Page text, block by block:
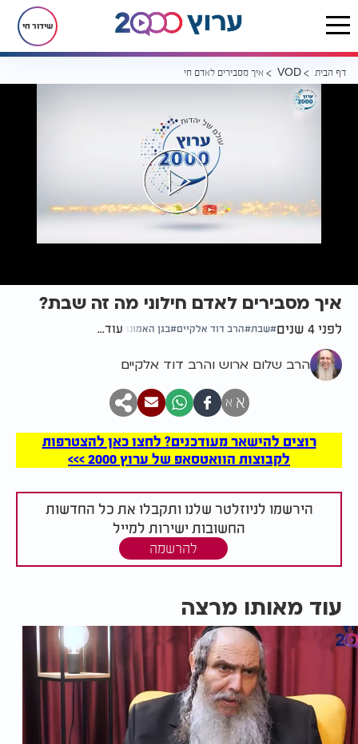
שידור חי
דף הבית VOD איך מסבירים לאדם חילוני מה זה שבת?
איך מסבירים לאדם חילוני מה זה שבת?
לפני 4 שנים שבת הרב דוד אלקיים בגן האמונה עוד...
הרב שלום ארוש והרב דוד אלקיים
א א
רוצים להישאר מעודכנים? לחצו כאן להצטרפות
לקבוצות הוואטסאפ של ערוץ 2000 >>>
הירשמו לניוזלטר שלנו ותקבלו את כל החדשות
החשובות ישירות למייל
להרשמה
עוד מאותו מרצה